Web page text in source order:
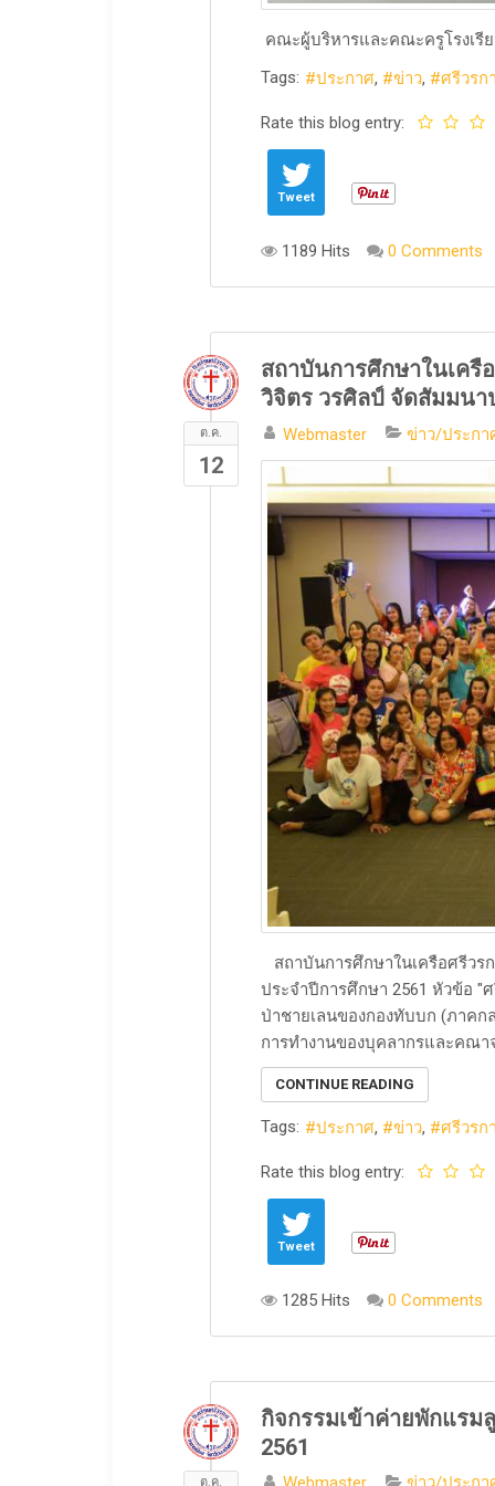
คณะผู้บริหารและคณะครูโรงเรี
Tags:
ประกาศ ข่าว ศรีวรก
Rate this blog entry:
Tweet
1189 Hits 0 Comments
ต.ค.
12
สถาบันการศึกษาในเครื
วิจิตร วรศิลป์ จัดสัมมนา
Webmaster ข่าว/ประกา
สถาบันการศึกษาในเครือศรีว
ประจำปีการศึกษา 2561 หัวข้อ "
ป่าชายเลนของกองทับบก (ภาคก
การทำงานของบุคลากรและคณา
CONTINUE READING
Tags: ประกาศ ข่าว ศรีวรก
Rate this blog entry:
Tweet
1285 Hits 0 Comments
ต.ค.
กิจกรรมเข้าค่ายพักแรม
2561